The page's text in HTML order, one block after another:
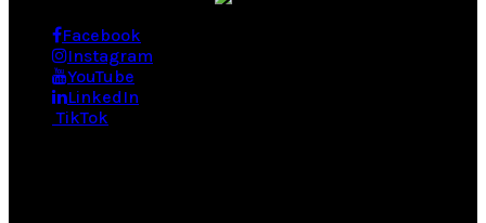
Facebook
Instagram
YouTube
LinkedIn
TikTok